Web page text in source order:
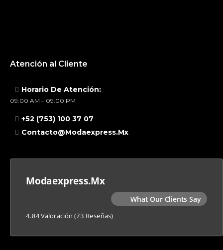
Atención al Cliente
Horario De Atención:
09:00 AM – 09:00 PM
+52 (753) 100 37 07
Contacto@modaexpress.mx
Modaexpress.mx
What Our Clients Say
4.84 Valoración (73 Reseñas)